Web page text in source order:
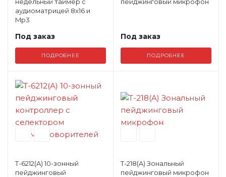
аудиоматрицей 8x16 и
Mp3
Под заказ
ПОДРОБНЕЕ
Под заказ
ПОДРОБНЕЕ
T-6212(A) 10-зонный
пейджинговый
T-218(A) Зональный
пейджинговый микрофон